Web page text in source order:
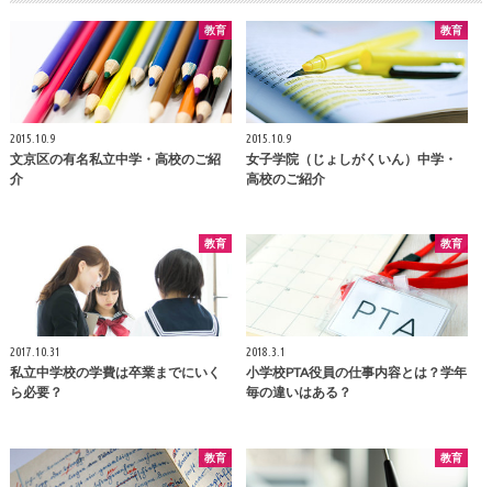
教育
2015.10.9
文京区の有名私立中学・高校のご紹
介
教育
2015.10.9
女子学院（じょしがくいん）中学・
高校のご紹介
教育
2017.10.31
私立中学校の学費は卒業までにいく
ら必要？
教育
2018.3.1
小学校PTA役員の仕事内容とは？学年
毎の違いはある？
教育 教育